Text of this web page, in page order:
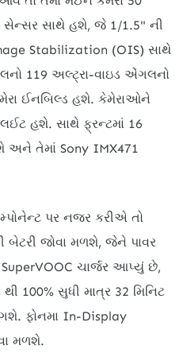
સેન્સર સાથે હશે, જે 1/1.5" ની
Stabilization (OIS) સાથે
119 અલ્ટ્રા-વાઇડ એંગલનો
ઈનબિલ્ડ હશે. કેમેરાઓને
હશે. સાથે ફ્રન્ટમાં 16
અને તેમાં Sony IMX471
પર નજર કરીએ તો
જોવા મળશે, જેને પાવર
ચાર્જર આપ્યું છે,
100% સુધી માત્ર 32 મિનિટ
ફોનમા In-Display
મળશે.